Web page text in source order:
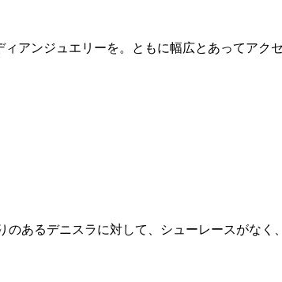
アンジュエリーを。ともに幅広とあってアク
あるデニスラに対して、シューレースがなく